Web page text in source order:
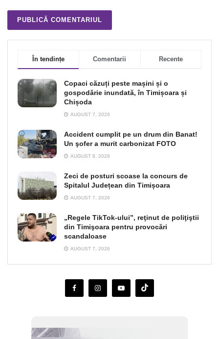
În tendințe Comentarii Recente
Copaci căzuți peste mașini și o
gospodărie inundată, în Timișoara și
Chișoda
AUGUST 7, 2026
Accident cumplit pe un drum din Banat!
Un şofer a murit carbonizat FOTO
AUGUST 8, 2026
Zeci de posturi scoase la concurs de
Spitalul Județean din Timișoara
AUGUST 7, 2026
„Regele TikTok-ului”, reţinut de poliţiştii
din Timişoara pentru provocări
scandaloase
AUGUST 7, 2026